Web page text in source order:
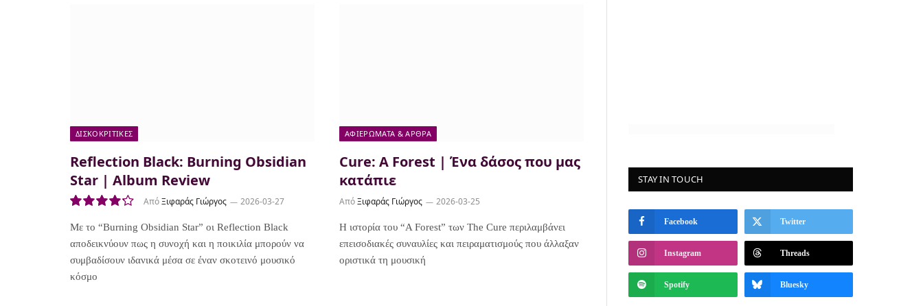
ΔΙΣΚΟΚΡΙΤΙΚΈΣ
Reflection Black: Burning Obsidian
Star | Album Review
8.5
ΑπόΞιφαράς Γιώργος 2026-03-27
Με το “Burning Obsidian Star” οι Reflection Black
αποδεικνύουν πως η συνοχή και η ποικιλία μπορούν να
συμβαδίσουν ιδανικά μέσα σε έναν σκοτεινό μουσικό
κόσμο
ΑΦΙΕΡΏΜΑΤΑ & ΆΡΘΡΑ
Cure: A Forest | Ένα δάσος που μας
κατάπιε
ΑπόΞιφαράς Γιώργος 2026-03-25
Η ιστορία του “A Forest” των The Cure περιλαμβάνει
επεισοδιακές συναυλίες και πειραματισμούς που άλλαξαν
οριστικά τη μουσική
STAY IN TOUCH
Facebook Twitter
Instagram Threads
Spotify Bluesky